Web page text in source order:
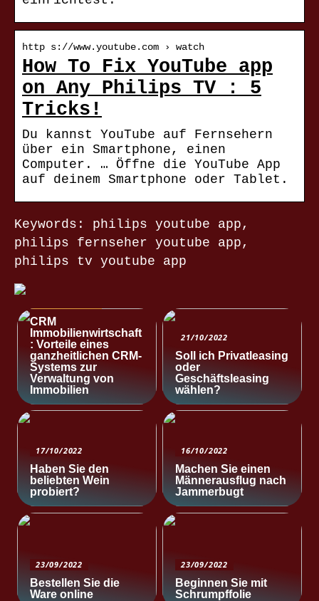
http s://www.youtube.com › watch
How To Fix YouTube app
on Any Philips TV : 5
Tricks!
Du kannst YouTube auf Fernsehern
über ein Smartphone, einen
Computer. … Öffne die YouTube App
auf deinem Smartphone oder Tablet.
Keywords: philips youtube app,
philips fernseher youtube app,
philips tv youtube app
CRM
Immobilienwirtschaft
: Vorteile eines
ganzheitlichen CRM-
Systems zur
Verwaltung von
Immobilien
21/10/2022
Soll ich Privatleasing
oder
Geschäftsleasing
wählen?
17/10/2022
Haben Sie den
beliebten Wein
probiert?
16/10/2022
Machen Sie einen
Männerausflug nach
Jammerbugt
23/09/2022
Bestellen Sie die
Ware online
23/09/2022
Beginnen Sie mit
Schrumpffolie